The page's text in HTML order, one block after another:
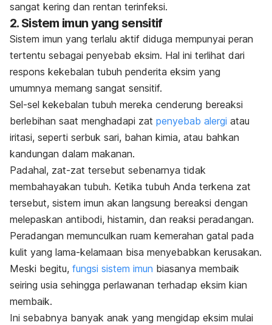
sangat kering dan rentan terinfeksi.
2. Sistem imun yang sensitif
Sistem imun yang terlalu aktif diduga mempunyai peran
tertentu sebagai penyebab eksim. Hal ini terlihat dari
respons kekebalan tubuh penderita eksim yang
umumnya memang sangat sensitif.
Sel-sel kekebalan tubuh mereka cenderung bereaksi
berlebihan saat menghadapi zat penyebab alergi atau
iritasi, seperti serbuk sari, bahan kimia, atau bahkan
kandungan dalam makanan.
Padahal, zat-zat tersebut sebenarnya tidak
membahayakan tubuh. Ketika tubuh Anda terkena zat
tersebut, sistem imun akan langsung bereaksi dengan
melepaskan antibodi, histamin, dan reaksi peradangan.
Peradangan memunculkan ruam kemerahan gatal pada
kulit yang lama-kelamaan bisa menyebabkan kerusakan.
Meski begitu, fungsi sistem imun biasanya membaik
seiring usia sehingga perlawanan terhadap eksim kian
membaik.
Ini sebabnya banyak anak yang mengidap eksim mulai